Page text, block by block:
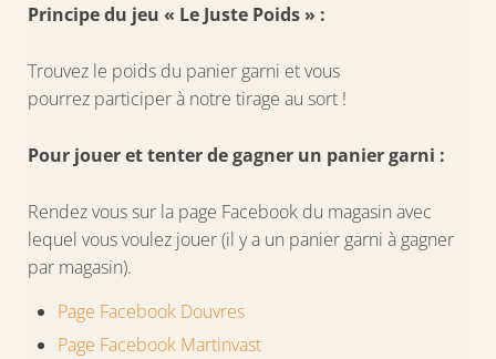
Principe du jeu « Le Juste Poids » :
Trouvez le poids du panier garni et vous
pourrez participer à notre tirage au sort !
Pour jouer et tenter de gagner un panier garni :
Rendez vous sur la page Facebook du magasin avec
lequel vous voulez jouer (il y a un panier garni à gagner
par magasin).
Page Facebook Douvres
Page Facebook Martinvast